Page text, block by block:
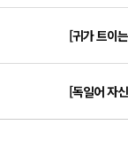
[귀가 트이
[독일어 자